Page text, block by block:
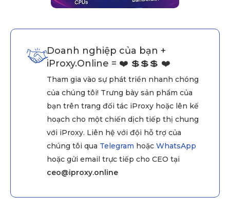
Doanh nghiệp của bạn +
iProxy.Online = ❤️ 💲💲💲 ❤️
Tham gia vào sự phát triển nhanh chóng
của chúng tôi! Trưng bày sản phẩm của
bạn trên trang đối tác iProxy hoặc lên kế
hoạch cho một chiến dịch tiếp thị chung
với iProxy. Liên hệ với đội hỗ trợ của
chúng tôi qua Telegram hoặc WhatsApp
hoặc gửi email trực tiếp cho CEO tại
ceo@iproxy.online